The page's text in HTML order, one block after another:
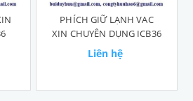
PHÍCH GIỮ LẠNH VAC
XIN CHUYÊN DỤNG ICB36
Liên hệ